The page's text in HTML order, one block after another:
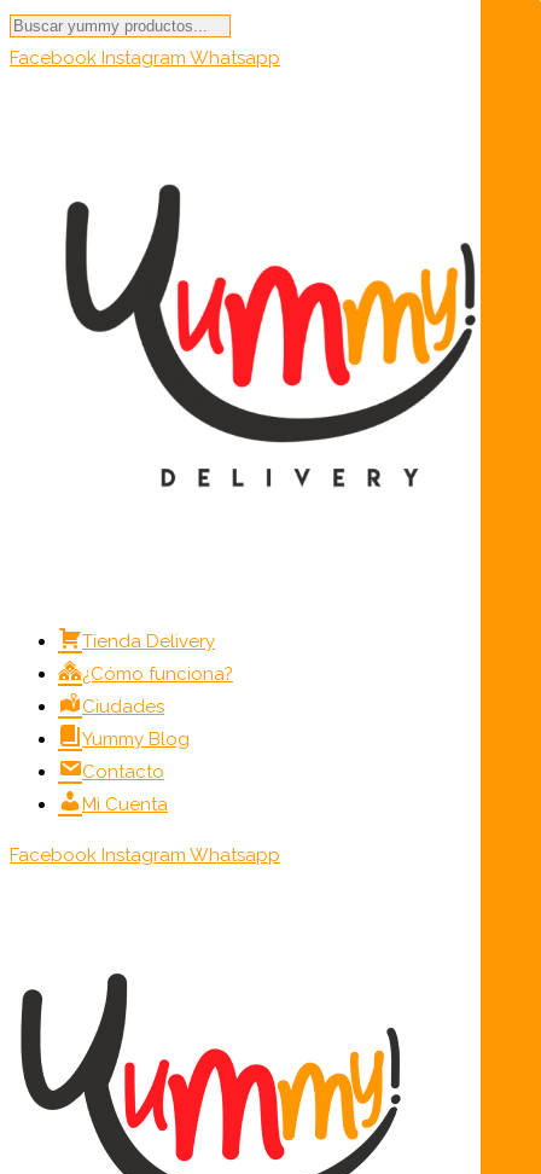
Búsqueda
de
Facebook Instagram Whatsapp
Menú
Tienda Delivery
¿Cómo funciona?
Ciudades
Yummy Blog
Contacto
Mi Cuenta
Facebook Instagram Whatsapp